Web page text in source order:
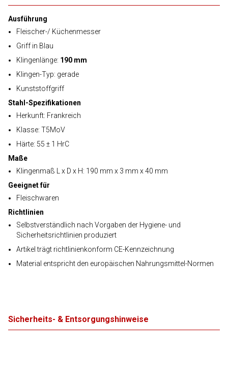
Ausführung
Fleischer-/ Küchenmesser
Griff in Blau
Klingenlänge: 190 mm
Klingen-Typ: gerade
Kunststoffgriff
Stahl-Spezifikationen
Herkunft: Frankreich
Klasse: T5MoV
Härte: 55 ± 1 HrC
Maße
Klingenmaß L x D x H: 190 mm x 3 mm x 40 mm
Geeignet für
Fleischwaren
Richtlinien
Selbstverständlich nach Vorgaben der Hygiene- und
Sicherheitsrichtlinien produziert
Artikel trägt richtlinienkonform CE-Kennzeichnung
Material entspricht den europäischen Nahrungsmittel-Normen
Sicherheits- & Entsorgungshinweise